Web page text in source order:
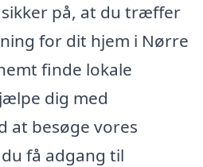
på, at du træffer
for dit hjem i Nørre
finde lokale
dig med
at besøge vores
få adgang til